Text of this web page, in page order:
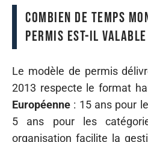
Combien de temps
permis est-il valable
Le modèle de permis
2013 respecte le format
Européenne : 15 ans pour
5 ans pour les
organisation facilite la